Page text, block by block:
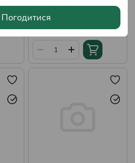
Погодитися
120.00 грн
В наявності
Оптові ціни